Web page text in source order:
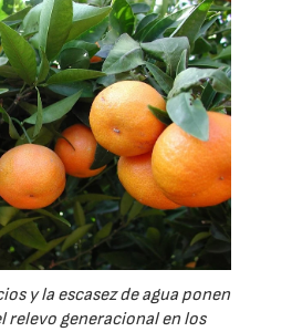
y la escasez de agua ponen
relevo generacional en los